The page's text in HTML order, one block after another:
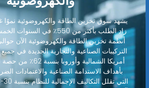
يشهد سوق تخزين الطاقة والكهروضوئية
زاد الطلب بأكثر من 550٪ في
التركيبات الصناعية والتجارية الجديدة في جميع
أمريكا الشمالية
بأهداف الاستدامة الصناعية والاعتمادات